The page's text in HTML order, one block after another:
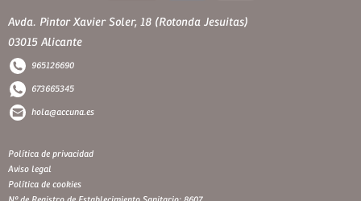
Avda. Pintor Xavier Soler, 18 (Rotonda Jesuitas)
03015 Alicante
965126690
673665345
hola@accuna.es
Política de privacidad
Aviso legal
Política de cookies